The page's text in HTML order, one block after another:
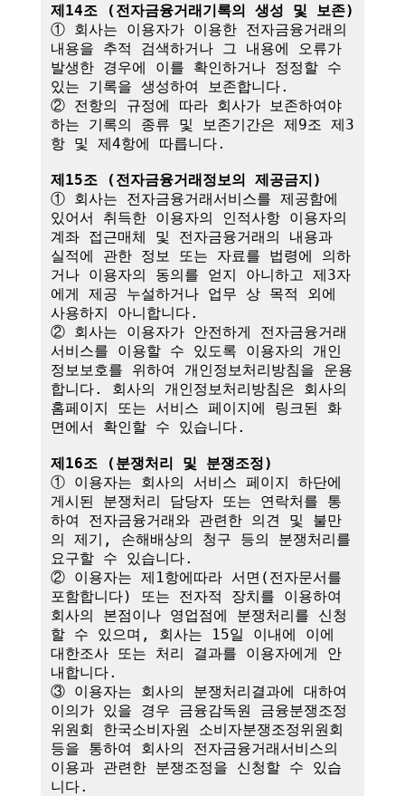
제14조 (전자금융거래기록의 생성 및 보존)
① 회사는 이용자가 이용한 전자금융거래의
내용을 추적 검색하거나 그 내용에 오류가
발생한 경우에 이를 확인하거나 정정할 수
있는 기록을 생성하여 보존합니다.
② 전항의 규정에 따라 회사가 보존하여야
하는 기록의 종류 및 보존기간은 제9조 제3
항 및 제4항에 따릅니다.
제15조 (전자금융거래정보의 제공금지)
① 회사는 전자금융거래서비스를 제공함에
있어서 취득한 이용자의 인적사항 이용자의
계좌 접근매체 및 전자금융거래의 내용과
실적에 관한 정보 또는 자료를 법령에 의하
거나 이용자의 동의를 얻지 아니하고 제3자
에게 제공 누설하거나 업무 상 목적 외에
사용하지 아니합니다.
② 회사는 이용자가 안전하게 전자금융거래
서비스를 이용할 수 있도록 이용자의 개인
정보보호를 위하여 개인정보처리방침을 운용
합니다. 회사의 개인정보처리방침은 회사의
홈페이지 또는 서비스 페이지에 링크된 화
면에서 확인할 수 있습니다.
제16조 (분쟁처리 및 분쟁조정)
① 이용자는 회사의 서비스 페이지 하단에
게시된 분쟁처리 담당자 또는 연락처를 통
하여 전자금융거래와 관련한 의견 및 불만
의 제기, 손해배상의 청구 등의 분쟁처리를
요구할 수 있습니다.
② 이용자는 제1항에따라 서면(전자문서를
포함합니다) 또는 전자적 장치를 이용하여
회사의 본점이나 영업점에 분쟁처리를 신청
할 수 있으며, 회사는 15일 이내에 이에
대한조사 또는 처리 결과를 이용자에게 안
내합니다.
③ 이용자는 회사의 분쟁처리결과에 대하여
이의가 있을 경우 금융감독원 금융분쟁조정
위원회 한국소비자원 소비자분쟁조정위원회
등을 통하여 회사의 전자금융거래서비스의
이용과 관련한 분쟁조정을 신청할 수 있습
니다.